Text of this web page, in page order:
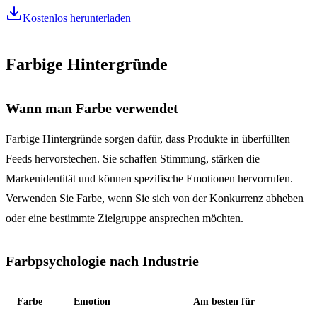
Kostenlos herunterladen
Farbige Hintergründe
Wann man Farbe verwendet
Farbige Hintergründe sorgen dafür, dass Produkte in überfüllten
Feeds hervorstechen. Sie schaffen Stimmung, stärken die
Markenidentität und können spezifische Emotionen hervorrufen.
Verwenden Sie Farbe, wenn Sie sich von der Konkurrenz abheben
oder eine bestimmte Zielgruppe ansprechen möchten.
Farbpsychologie nach Industrie
Farbe Emotion Am besten für